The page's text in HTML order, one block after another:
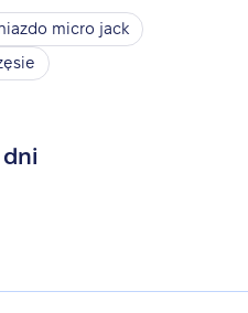
micro jack
dni